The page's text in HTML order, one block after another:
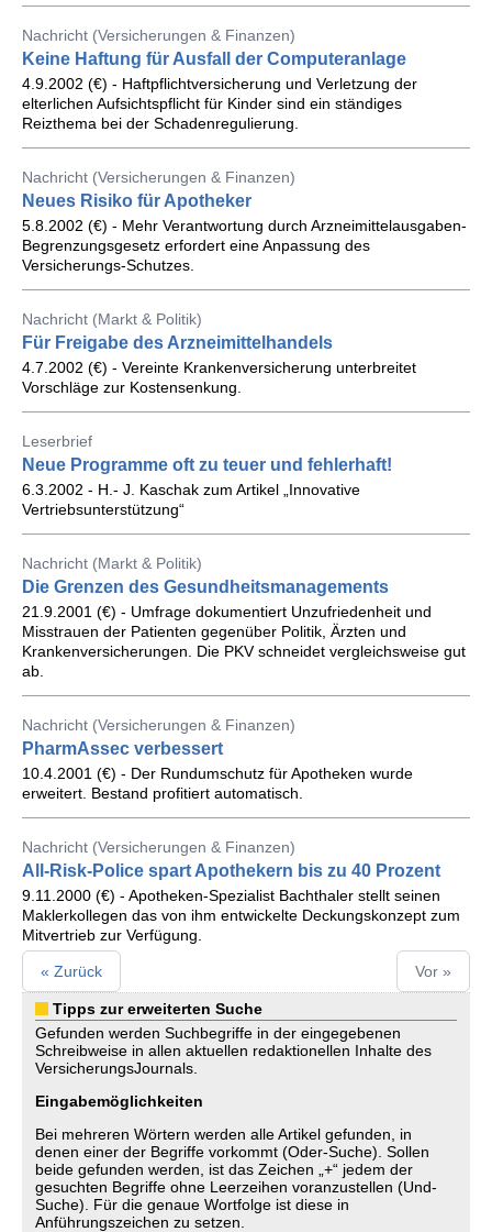
Nachricht (Versicherungen & Finanzen)
Keine Haftung für Ausfall der Computeranlage
4.9.2002 (€) - Haftpflichtversicherung und Verletzung der
elterlichen Aufsichtspflicht für Kinder sind ein ständiges
Reizthema bei der Schadenregulierung.
Nachricht (Versicherungen & Finanzen)
Neues Risiko für Apotheker
5.8.2002 (€) - Mehr Verantwortung durch Arzneimittelausgaben-
Begrenzungsgesetz erfordert eine Anpassung des
Versicherungs-Schutzes.
Nachricht (Markt & Politik)
Für Freigabe des Arzneimittelhandels
4.7.2002 (€) - Vereinte Krankenversicherung unterbreitet
Vorschläge zur Kostensenkung.
Leserbrief
Neue Programme oft zu teuer und fehlerhaft!
6.3.2002 - H.- J. Kaschak zum Artikel „Innovative
Vertriebsunterstützung“
Nachricht (Markt & Politik)
Die Grenzen des Gesundheitsmanagements
21.9.2001 (€) - Umfrage dokumentiert Unzufriedenheit und
Misstrauen der Patienten gegenüber Politik, Ärzten und
Krankenversicherungen. Die PKV schneidet vergleichsweise gut
ab.
Nachricht (Versicherungen & Finanzen)
PharmAssec verbessert
10.4.2001 (€) - Der Rundumschutz für Apotheken wurde
erweitert. Bestand profitiert automatisch.
Nachricht (Versicherungen & Finanzen)
All-Risk-Police spart Apothekern bis zu 40 Prozent
9.11.2000 (€) - Apotheken-Spezialist Bachthaler stellt seinen
Maklerkollegen das von ihm entwickelte Deckungskonzept zum
Mitvertrieb zur Verfügung.
« Zurück Vor »
Tipps zur erweiterten Suche
Gefunden werden Suchbegriffe in der eingegebenen
Schreibweise in allen aktuellen redaktionellen Inhalte des
VersicherungsJournals.
Eingabemöglichkeiten
Bei mehreren Wörtern werden alle Artikel gefunden, in
denen einer der Begriffe vorkommt (Oder-Suche). Sollen
beide gefunden werden, ist das Zeichen „+“ jedem der
gesuchten Begriffe ohne Leerzeihen voranzustellen (Und-
Suche). Für die genaue Wortfolge ist diese in
Anführungszeichen zu setzen.